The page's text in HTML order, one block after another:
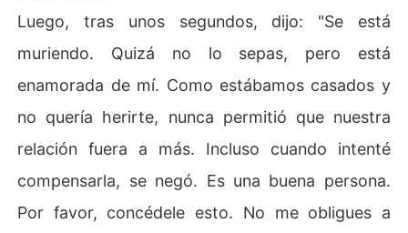
Luego, tras unos segundos, dijo: "Se está
muriendo. Quizá no lo sepas, pero está
enamorada de mí. Como estábamos casados y
no quería herirte, nunca permitió que nuestra
relación fuera a más. Incluso cuando intenté
compensarla, se negó. Es una buena persona.
Por favor, concédele esto. No me obligues a